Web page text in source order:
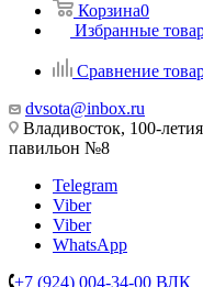
Корзина0
Избранные
Сравнение
dvsota@inbox.ru
Владивосток, 100-
павильон №8
Telegram
Viber
Viber
WhatsApp
+7 (924) 004-34-00 ВЛК